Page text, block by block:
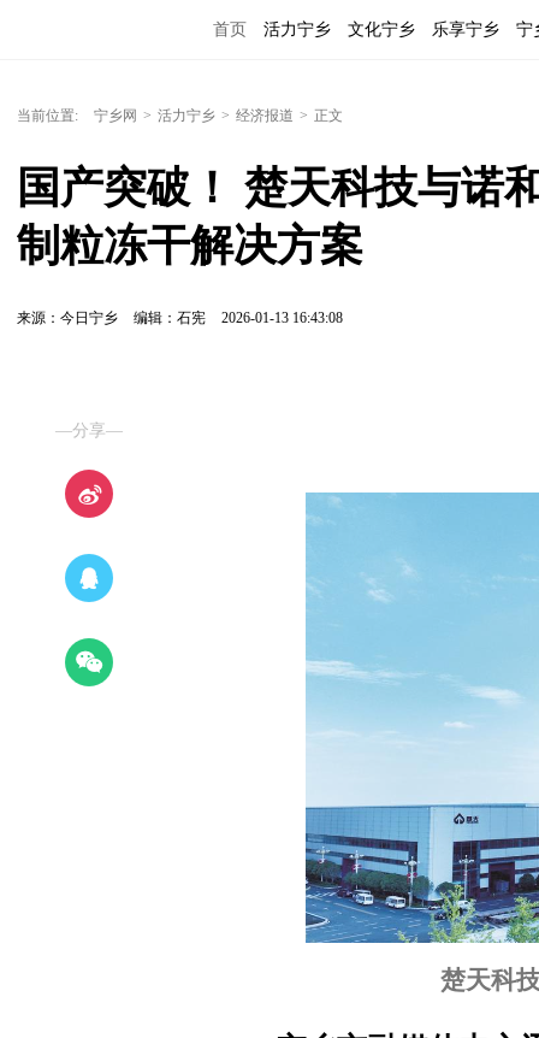
首页 活力宁乡 文化宁乡 乐享宁乡 宁
当前位置: 宁乡网 > 活力宁乡 > 经济报道 > 正文
国产突破！ 楚天科技与诺
制粒冻干解决方案
来源：今日宁乡 编辑：石宪 2026-01-13 16:43:08
—分享—
楚天科